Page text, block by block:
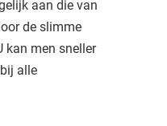
aan die van
de slimme
kan men sneller
alle